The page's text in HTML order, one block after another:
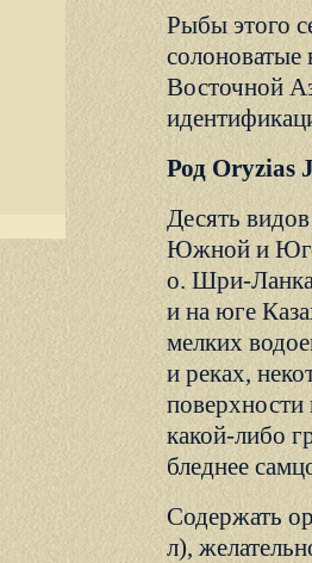
Рыбы этого
Восточной
Род Oryzias
Десять
Южной и
о. Шри-Ланка
и на юге
мелких
и реках,
какой-либо
бледнее
Содержать
л),